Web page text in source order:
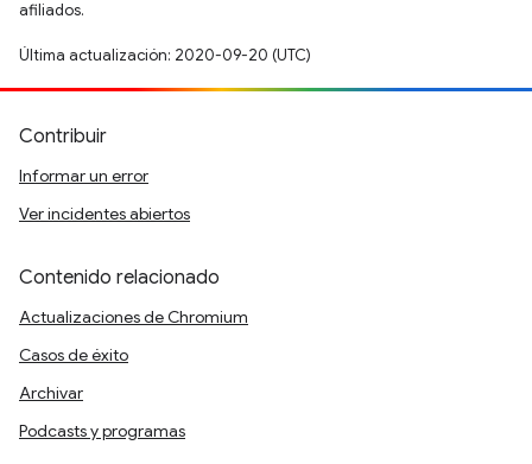
afiliados.
Última actualización: 2020-09-20 (UTC)
Contribuir
Informar un error
Ver incidentes abiertos
Contenido relacionado
Actualizaciones de Chromium
Casos de éxito
Archivar
Podcasts y programas